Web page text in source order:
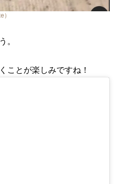
。
ことが楽しみですね！